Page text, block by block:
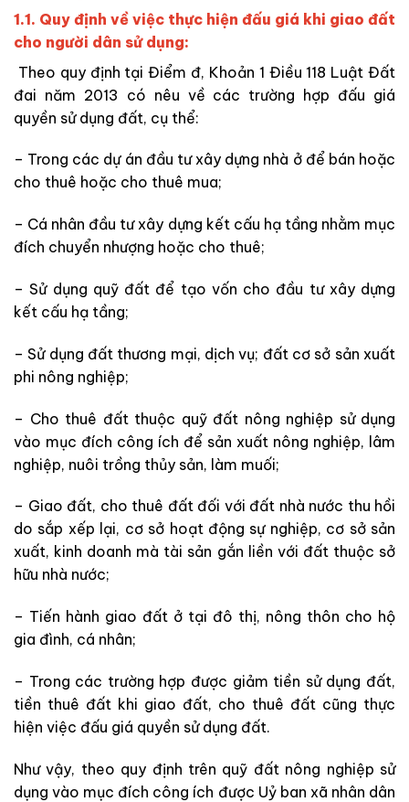
1.1. Quy định về việc thực hiện đấu giá khi giao đất
cho người dân sử dụng:
Theo quy định tại Điểm đ, Khoản 1 Điều 118 Luật Đất
đai năm 2013 có nêu về các trường hợp đấu giá
quyền sử dụng đất, cụ thể:
– Trong các dự án đầu tư xây dựng nhà ở để bán hoặc
cho thuê hoặc cho thuê mua;
– Cá nhân đầu tư xây dựng kết cấu hạ tầng nhằm mục
đích chuyển nhượng hoặc cho thuê;
– Sử dụng quỹ đất để tạo vốn cho đầu tư xây dựng
kết cấu hạ tầng;
– Sử dụng đất thương mại, dịch vụ; đất cơ sở sản xuất
phi nông nghiệp;
– Cho thuê đất thuộc quỹ đất nông nghiệp sử dụng
vào mục đích công ích để sản xuất nông nghiệp, lâm
nghiệp, nuôi trồng thủy sản, làm muối;
– Giao đất, cho thuê đất đối với đất nhà nước thu hồi
do sắp xếp lại, cơ sở hoạt động sự nghiệp, cơ sở sản
xuất, kinh doanh mà tài sản gắn liền với đất thuộc sở
hữu nhà nước;
– Tiến hành giao đất ở tại đô thị, nông thôn cho hộ
gia đình, cá nhân;
– Trong các trường hợp được giảm tiền sử dụng đất,
tiền thuê đất khi giao đất, cho thuê đất cũng thực
hiện việc đấu giá quyền sử dụng đất.
Như vậy, theo quy định trên quỹ đất nông nghiệp sử
dụng vào mục đích công ích được Uỷ ban xã nhân dân